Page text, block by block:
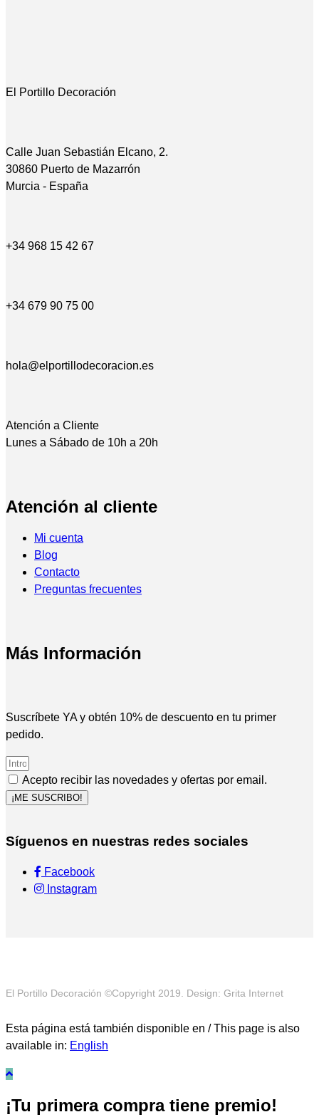
El Portillo Decoración
Calle Juan Sebastián Elcano, 2.
30860 Puerto de Mazarrón
Murcia - España
+34 968 15 42 67
+34 679 90 75 00
hola@elportillodecoracion.es
Atención a Cliente
Lunes a Sábado de 10h a 20h
Atención al cliente
Mi cuenta
Blog
Contacto
Preguntas frecuentes
Más Información
Suscríbete YA y obtén 10% de descuento en tu primer
pedido.
Acepto recibir las novedades y ofertas por email.
¡ME SUSCRIBO!
Síguenos en nuestras redes sociales
Facebook
Instagram
El Portillo Decoración ©Copyright 2019. Design: Grita Internet
Esta página está también disponible en / This page is also
available in: English
¡Tu primera compra tiene premio!